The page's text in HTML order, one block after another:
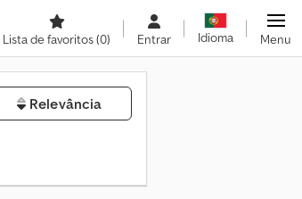
Lista de favoritos(0) Entrar Idioma Menu
Relevância